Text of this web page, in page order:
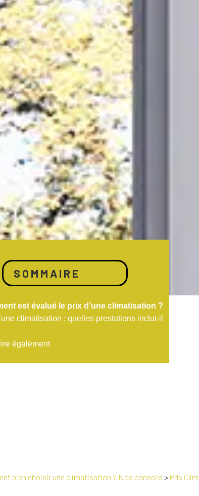
SOMMAIRE
est évalué le prix d’une climatisation ?
climatisation : quelles prestations inclut-il
également
bien choisir une climatisation ? Nos conseils > Prix